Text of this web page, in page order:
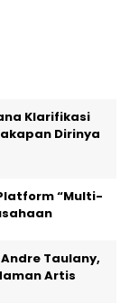
Klarifikasi
Dirinya
“Multi-
Taulany,
Artis